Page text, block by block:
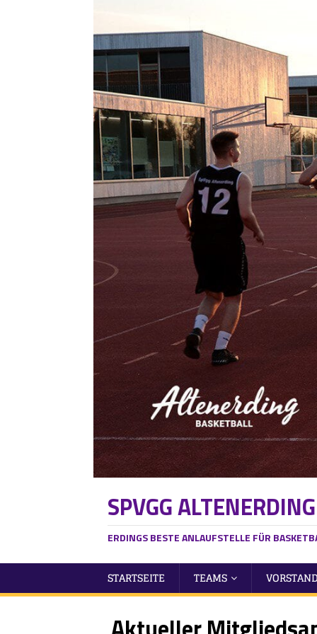
SPVGG
ERDINGS BESTE ANLAUFSTELLE FÜR
STARTSEITE
TEAMS